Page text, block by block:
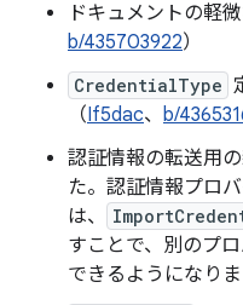
ドキュメントの軽
b/435703922）
CredentialType
（If5dac、 b/
認証情報の転送用
た。認証情報プロ
は、
すことで、別のプ
できるようになりま